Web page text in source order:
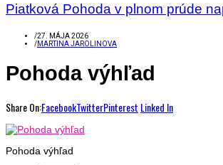
Piatková Pohoda v plnom prúde
/27. MÁJA 2026
/MARTINA JAROLINOVA
Pohoda výhľad
Share On:FacebookTwitterPinterest Linked In
Pohoda výhľad